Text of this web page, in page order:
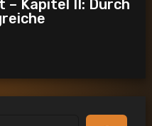
– Kapitel II: Durch